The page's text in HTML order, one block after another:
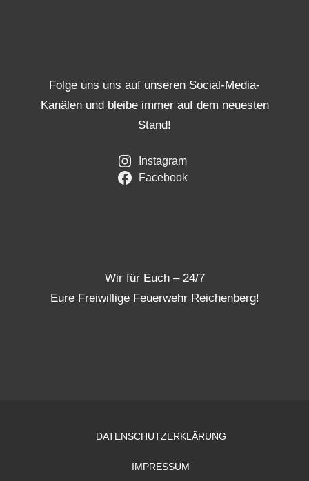
Folge uns uns auf unseren Social-Media-
Kanälen und bleibe immer auf dem neuesten
Stand!
Instagram
Facebook
Wir für Euch – 24/7
Eure Freiwillige Feuerwehr Reichenberg!
DATENSCHUTZERKLÄRUNG
IMPRESSUM